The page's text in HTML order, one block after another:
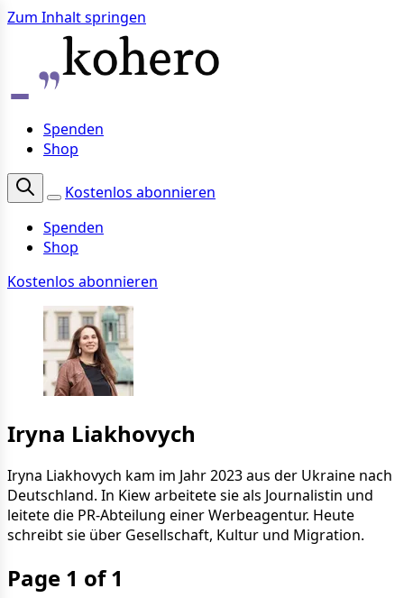
Zum Inhalt springen
Spenden
Shop
Kostenlos abonnieren
Spenden
Shop
Kostenlos abonnieren
Iryna Liakhovych
Iryna Liakhovych kam im Jahr 2023 aus der Ukraine nach
Deutschland. In Kiew arbeitete sie als Journalistin und
leitete die PR-Abteilung einer Werbeagentur. Heute
schreibt sie über Gesellschaft, Kultur und Migration.
Page 1 of 1